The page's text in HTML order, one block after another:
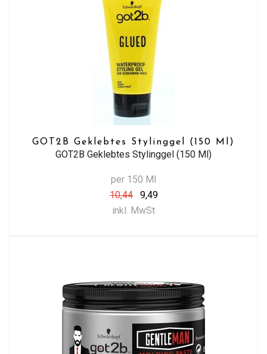
GOT2B Geklebtes Stylinggel (150 Ml)
GOT2B Geklebtes Stylinggel (150 Ml)
per 150 Ml
10,44
9,49
inkl. MwSt